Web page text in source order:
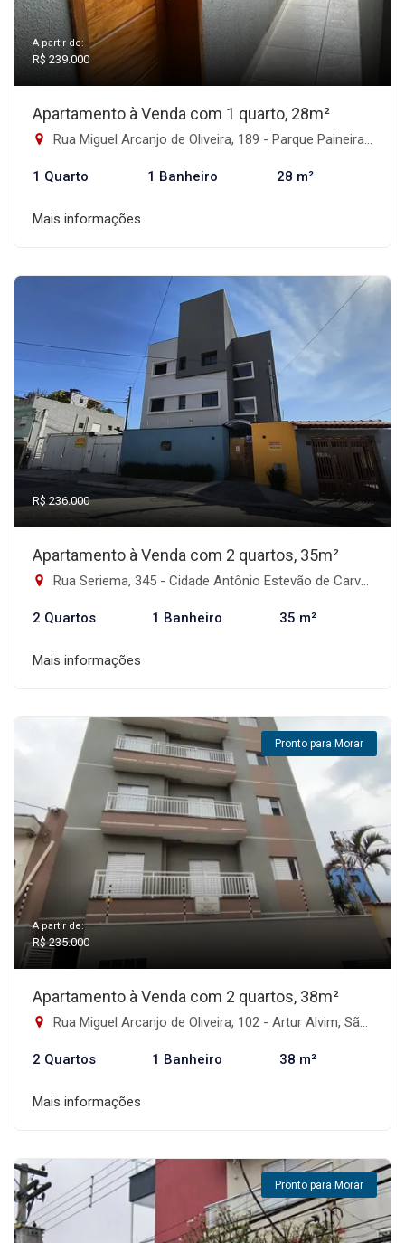
A partir de:
R$ 239.000
Apartamento à Venda com 1 quarto, 28m²
Rua Miguel Arcanjo de Oliveira, 189 - Parque Paineiras, São Paulo-SP
1 Quarto 1 Banheiro 28 m²
Mais informações
R$ 236.000
Apartamento à Venda com 2 quartos, 35m²
Rua Seriema, 345 - Cidade Antônio Estevão de Carvalho, São Paulo-SP
2 Quartos 1 Banheiro 35 m²
Mais informações
Pronto para Morar
A partir de:
R$ 235.000
Apartamento à Venda com 2 quartos, 38m²
Rua Miguel Arcanjo de Oliveira, 102 - Artur Alvim, São Paulo-SP
2 Quartos 1 Banheiro 38 m²
Mais informações
Pronto para Morar